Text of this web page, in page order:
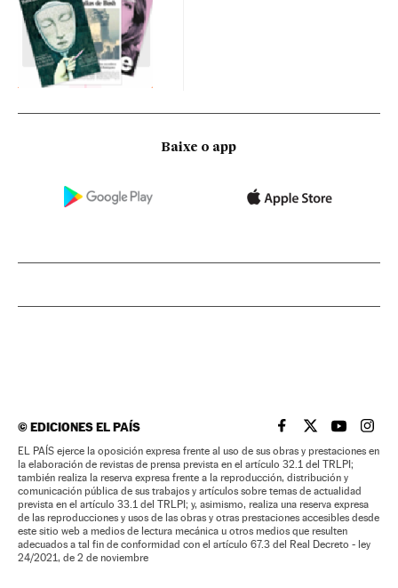
Baixe o app
©EDICIONES EL PAÍS EL PAÍS BRASIL EN
EL PAÍSEL PAÍS
EL
EL PAÍS ejerce la oposición expresa frente al uso de sus obras y prestaciones en
la elaboración de revistas de prensa prevista en el artículo 32.1 del TRLPI;
también realiza la reserva expresa frente a la reproducción, distribución y
comunicación pública de sus trabajos y artículos sobre temas de actualidad
prevista en el artículo 33.1 del TRLPI; y, asimismo, realiza una reserva expresa
de las reproducciones y usos de las obras y otras prestaciones accesibles desde
este sitio web a medios de lectura mecánica u otros medios que resulten
adecuados a tal fin de conformidad con el artículo 67.3 del Real Decreto - ley
24/2021, de 2 de noviembre